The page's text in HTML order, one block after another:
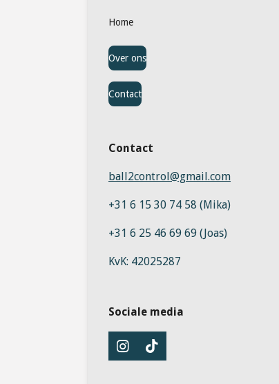
Home
Over ons
Contact
Contact
ball2control@gmail.com
+31 6 15 30 74 58 (Mika)
+31 6 25 46 69 69 (Joas)
KvK: 42025287
Sociale media
I
n
T
i